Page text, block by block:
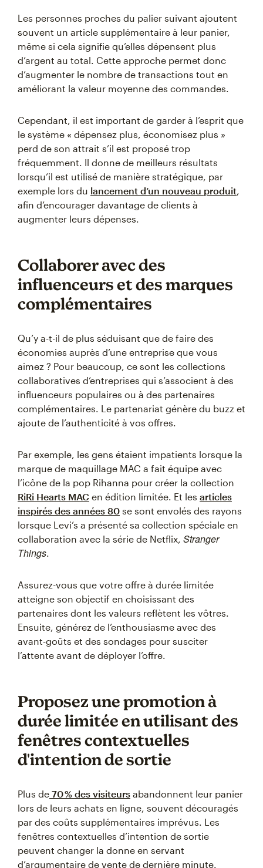
Les personnes proches du palier suivant ajoutent
souvent un article supplémentaire à leur panier,
même si cela signifie qu’elles dépensent plus
d’argent au total. Cette approche permet donc
d’augmenter le nombre de transactions tout en
améliorant la valeur moyenne des commandes.
Cependant, il est important de garder à l’esprit que
le système « dépensez plus, économisez plus »
perd de son attrait s’il est proposé trop
fréquemment. Il donne de meilleurs résultats
lorsqu’il est utilisé de manière stratégique, par
exemple lors du lancement d’un nouveau produit,
afin d’encourager davantage de clients à
augmenter leurs dépenses.
Collaborer avec des
influenceurs et des marques
complémentaires
Qu’y a-t-il de plus séduisant que de faire des
économies auprès d’une entreprise que vous
aimez ? Pour beaucoup, ce sont les collections
collaboratives d’entreprises qui s’associent à des
influenceurs populaires ou à des partenaires
complémentaires. Le partenariat génère du buzz et
ajoute de l’authenticité à vos offres.
Par exemple, les gens étaient impatients lorsque la
marque de maquillage MAC a fait équipe avec
l’icône de la pop Rihanna pour créer la collection
RiRi Hearts MAC en édition limitée. Et les articles
inspirés des années 80 se sont envolés des rayons
lorsque Levi’s a présenté sa collection spéciale en
collaboration avec la série de Netflix, Stranger
Things.
Assurez-vous que votre offre à durée limitée
atteigne son objectif en choisissant des
partenaires dont les valeurs reflètent les vôtres.
Ensuite, générez de l’enthousiasme avec des
avant-goûts et des sondages pour susciter
l’attente avant de déployer l’offre.
Proposez une promotion à
durée limitée en utilisant des
fenêtres contextuelles
d'intention de sortie
Plus de 70 % des visiteurs abandonnent leur panier
lors de leurs achats en ligne, souvent découragés
par des coûts supplémentaires imprévus. Les
fenêtres contextuelles d’intention de sortie
peuvent changer la donne en servant
d’argumentaire de vente de dernière minute.